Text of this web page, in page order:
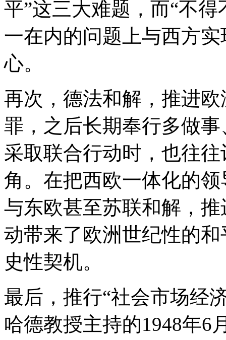
平”这三大难题，而“不
一在内的问题上与西方
心。
再次，德法和解，推进
罪，之后长期奉行多做
采取联合行动时，也往
角。在把西欧一体化的
与东欧甚至苏联和解，
动带来了欧洲世纪性的
史性契机。
最后，推行“社会市场经
哈德教授主持的1948年6